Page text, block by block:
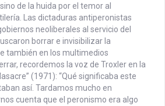
de la huida por el temor al
Las dictaduras antiperonistas
neoliberales al servicio del
borrar e invisibilizar la
también en los multimedios
recordemos la voz de Troxler en la
(1971): “Qué significaba este
así. Tardamos mucho en
cuenta que el peronismo era algo